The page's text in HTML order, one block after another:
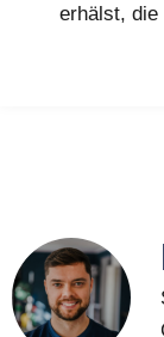
erhälst, die